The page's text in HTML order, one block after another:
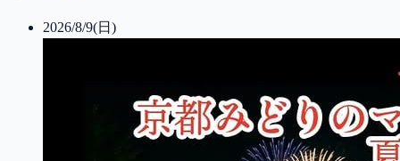
2026/8/9(日)